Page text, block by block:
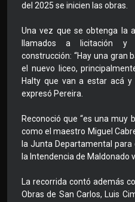
del 2025 se inicien las obras.
Una vez que se obtenga la
llamados a licitación y
construcción: “Hay una gran
el nuevo liceo,
Halty que van a estar acá y
expresó Pereira.
Reconoció que “es una muy
como el maestro Miguel
la Junta Departamental
la Intendencia de Maldonado
La recorrida contó además
Obras de San Carlos, Luis